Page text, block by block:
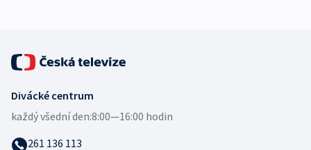
Divácké centrum
každý všední den:8:00—16:00 hodin
261 136 113